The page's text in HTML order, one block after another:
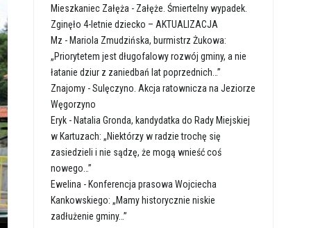
Mieszkaniec Załęża - Załęże. Śmiertelny wypadek.
Zginęło 4-letnie dziecko – AKTUALIZACJA
Mz - Mariola Zmudzińska, burmistrz Żukowa:
„Priorytetem jest długofalowy rozwój gminy, a nie
łatanie dziur z zaniedbań lat poprzednich…”
Znajomy -Sulęczyno. Akcja ratownicza na Jeziorze
Węgorzyno
Eryk - Natalia Gronda, kandydatka do Rady Miejskiej
w Kartuzach: „Niektórzy w radzie trochę się
zasiedzieli i nie sądzę, że mogą wnieść coś
nowego…”
Ewelina - Konferencja prasowa Wojciecha
Kankowskiego: „Mamy historycznie niskie
zadłużenie gminy…”